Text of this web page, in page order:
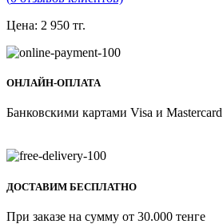
Цена: 2 950 тг.
ОНЛАЙН-ОПЛАТА
Банковскими картами Visa и Mastercard
ДОСТАВИМ БЕСПЛАТНО
При заказе на сумму от 30.000 тенге